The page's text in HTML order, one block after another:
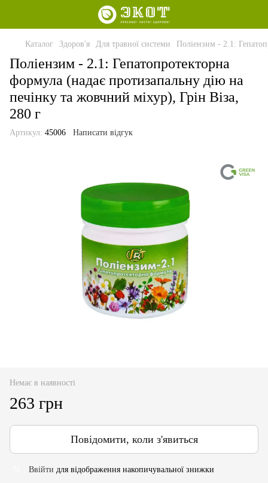
Каталог Здоров'я Для травної системи Поліензим - 2.1:
Поліензим - 2.1: Гепатопротекторна
формула (надає протизапальну дію на
печінку та жовчний міхур), Грін Віза,
280 г
Артикул: 45006 Написати відгук
Немає в наявності
263 грн
Повідомити, коли з'явиться
Ввійти для відображення накопичувальної знижки